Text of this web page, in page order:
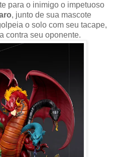
para o inimigo o impetuoso
, junto de sua mascote
o solo com seu tacape,
contra seu oponente.